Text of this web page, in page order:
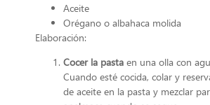
Aceite
Orégano o albahaca molida
Elaboración:
Cocer la pasta en una olla con
Cuando esté cocida, colar y
de aceite en la pasta y mezclar